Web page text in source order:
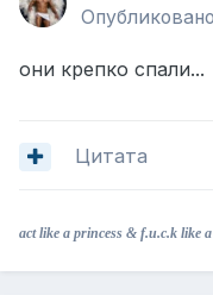
они крепко спали...
Цитата
act like a princess & f.u.c.k like